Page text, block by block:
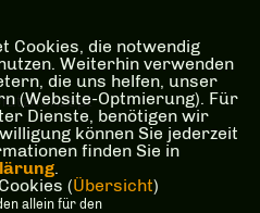
Cookies, die notwendig
Weiterhin verwenden
die uns helfen, unser
(Website-Optmierung). Für
Dienste, benötigen wir
können Sie jederzeit
finden Sie in
.
(Übersicht)
allein für den